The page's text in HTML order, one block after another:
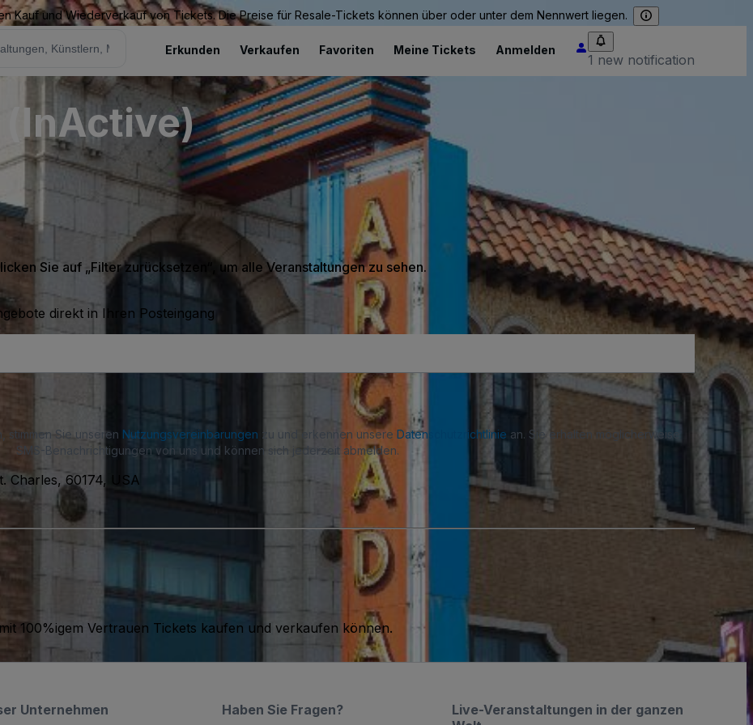
Kauf und Wiederverkauf von Tickets. Die Preise für Resale-Tickets können über oder unter dem Nennwert liegen.
Erkunden Verkaufen Favoriten Meine Tickets Anmelden
1 new notification
(InActive)
Sie auf „Filter zurücksetzen“, um alle Veranstaltungen zu sehen.
direkt in Ihren Posteingang
stimmen Sie unseren Nutzungsvereinbarungen zu und erkennen unsere Datenschutzrichtlinie an. Sie erhalten möglicherweise
SMS-Benachrichtigungen von uns und können sich jederzeit abmelden.
Charles, 60174, USA
100%igem Vertrauen Tickets kaufen und verkaufen können.
Live-Veranstaltungen in der ganzen
Unternehmen Haben Sie Fragen?